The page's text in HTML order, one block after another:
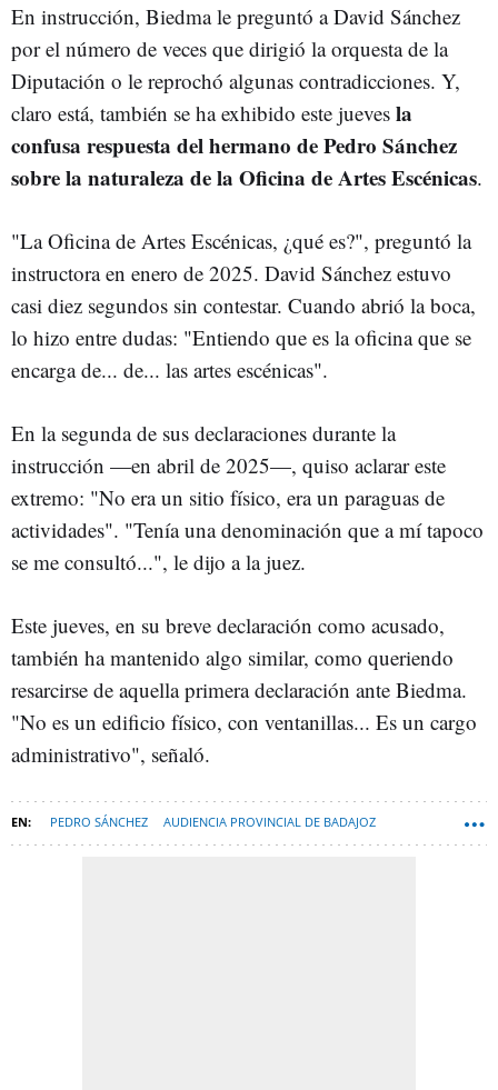
En instrucción, Biedma le preguntó a David Sánchez
por el número de veces que dirigió la orquesta de la
Diputación o le reprochó algunas contradicciones. Y,
claro está, también se ha exhibido este jueves la
confusa respuesta del hermano de Pedro Sánchez
sobre la naturaleza de la Oficina de Artes Escénicas.
"La Oficina de Artes Escénicas, ¿qué es?", preguntó la
instructora en enero de 2025. David Sánchez estuvo
casi diez segundos sin contestar. Cuando abrió la boca,
lo hizo entre dudas: "Entiendo que es la oficina que se
encarga de... de... las artes escénicas".
En la segunda de sus declaraciones durante la
instrucción —en abril de 2025—, quiso aclarar este
extremo: "No era un sitio físico, era un paraguas de
actividades". "Tenía una denominación que a mí tapoco
se me consultó...", le dijo a la juez.
Este jueves, en su breve declaración como acusado,
también ha mantenido algo similar, como queriendo
resarcirse de aquella primera declaración ante Biedma.
"No es un edificio físico, con ventanillas... Es un cargo
administrativo", señaló.
PEDRO SÁNCHEZ AUDIENCIA PROVINCIAL DE BADAJOZ